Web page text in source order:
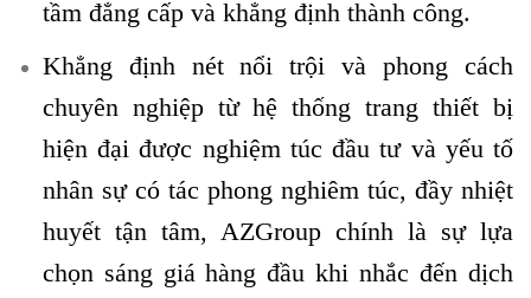
tầm đẳng cấp và khẳng định thành công.
Khẳng định nét nổi trội và phong cách
chuyên nghiệp từ hệ thống trang thiết bị
hiện đại được nghiệm túc đầu tư và yếu tố
nhân sự có tác phong nghiêm túc, đầy nhiệt
huyết tận tâm, AZGroup chính là sự lựa
chọn sáng giá hàng đầu khi nhắc đến dịch